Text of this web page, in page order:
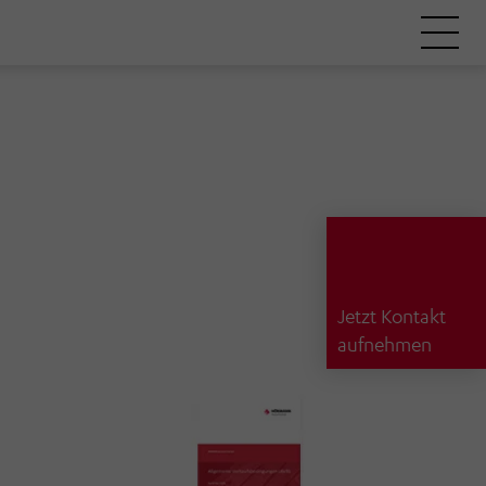
Jetzt Kontakt
aufnehmen